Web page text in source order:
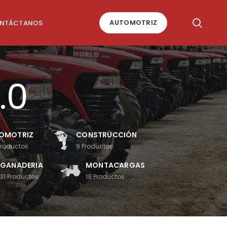
AUTOMOTRIZ
CONSTRUCCIÓN
9 Productos
GANADERIA
31 Productos
MONTACARGAS
19 Productos